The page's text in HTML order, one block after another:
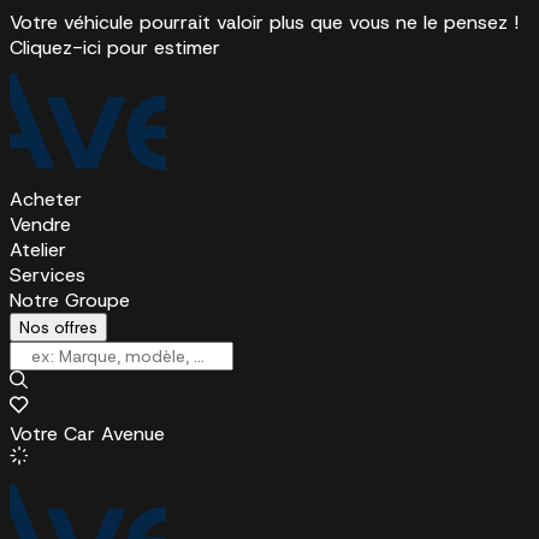
Votre véhicule pourrait valoir plus que vous ne le pensez !
Cliquez-ici pour estimer
Acheter
Vendre
Atelier
Services
Notre Groupe
Nos offres
Votre Car Avenue